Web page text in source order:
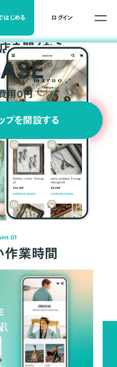
はじめる ログイン
を開くなら
用0円
プを開設する
の理由
01
作業時間